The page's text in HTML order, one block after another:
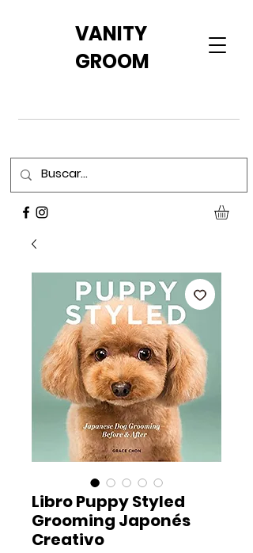
VANITY
GROOM
Libro Puppy Styled
Grooming Japonés
Creativo